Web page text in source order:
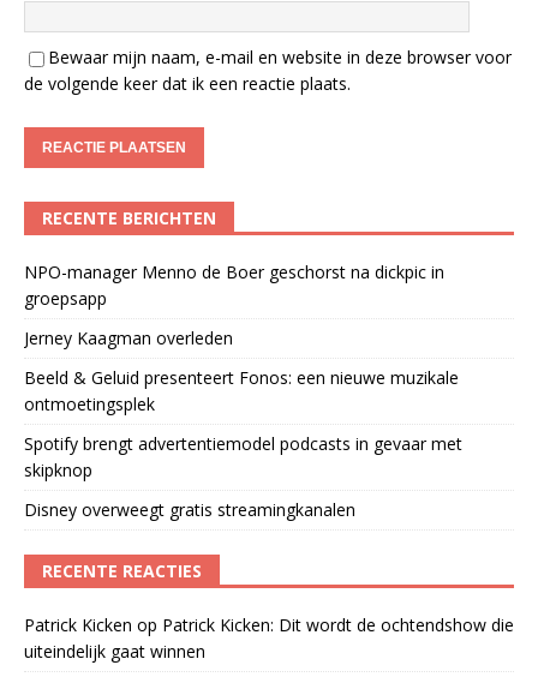
Bewaar mijn naam, e-mail en website in deze browser voor
de volgende keer dat ik een reactie plaats.
RECENTE BERICHTEN
NPO-manager Menno de Boer geschorst na dickpic in
groepsapp
Jerney Kaagman overleden
Beeld & Geluid presenteert Fonos: een nieuwe muzikale
ontmoetingsplek
Spotify brengt advertentiemodel podcasts in gevaar met
skipknop
Disney overweegt gratis streamingkanalen
RECENTE REACTIES
Patrick Kicken op Patrick Kicken: Dit wordt de ochtendshow die
uiteindelijk gaat winnen